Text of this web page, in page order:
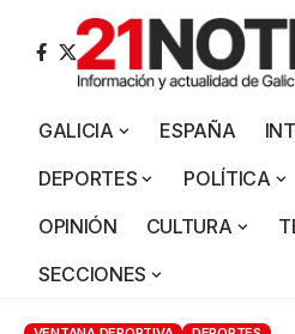
GALICIA ESPAÑA
DEPORTES
POLÍTICA
OPINIÓN
CULTURA
SECCIONES